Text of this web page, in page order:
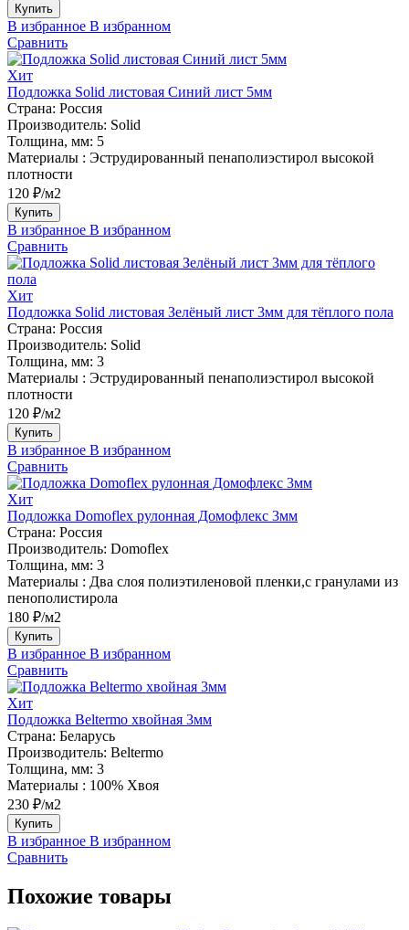
Купить
В избранное В избранном
Сравнить
Хит
Подложка Solid листовая Синий лист 5мм
Страна: Россия
Производитель: Solid
Толщина, мм: 5
Материалы : Эструдированный пенаполиэстирол высокой
плотности
120 ₽/м2
Купить
В избранное В избранном
Сравнить
Хит
Подложка Solid листовая Зелёный лист 3мм для тёплого пола
Страна: Россия
Производитель: Solid
Толщина, мм: 3
Материалы : Эструдированный пенаполиэстирол высокой
плотности
120 ₽/м2
Купить
В избранное В избранном
Сравнить
Хит
Подложка Domoflex рулонная Домофлекс 3мм
Страна: Россия
Производитель: Domoflex
Толщина, мм: 3
Материалы : Два слоя полиэтиленовой пленки,с гранулами из
пенополистирола
180 ₽/м2
Купить
В избранное В избранном
Сравнить
Хит
Подложка Beltermo хвойная 3мм
Страна: Беларусь
Производитель: Beltermo
Толщина, мм: 3
Материалы : 100% Хвоя
230 ₽/м2
Купить
В избранное В избранном
Сравнить
Похожие товары